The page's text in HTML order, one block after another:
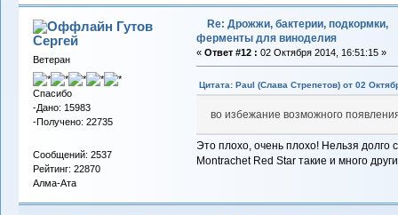
Гутов
Сергей
Ветеран
Спасибо
-Дано: 15983
-Получено: 22735
Сообщений: 2537
Рейтинг: 22870
Алма-Ата
Re: Дрожжи, бактерии, подкормки,
ферменты для виноделия
« Ответ #12 : 02 Октября 2014, 16:51:15 »
Цитата: Paul (Слава Стрепетов) от 02
во избежание возможного
Это плохо, очень плохо! Нельзя долго
Montrachet Red Star такие и много